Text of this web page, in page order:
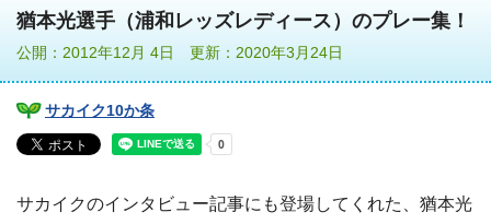
猶本光選手（浦和レッズレディース）のプレー集！
公開：2012年12月 4日 更新：2020年3月24日
サカイク10か条
サカイクのインタビュー記事にも登場してくれた、猶本光